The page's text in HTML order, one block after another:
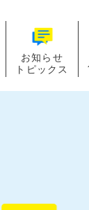
お知らせ
トピックス